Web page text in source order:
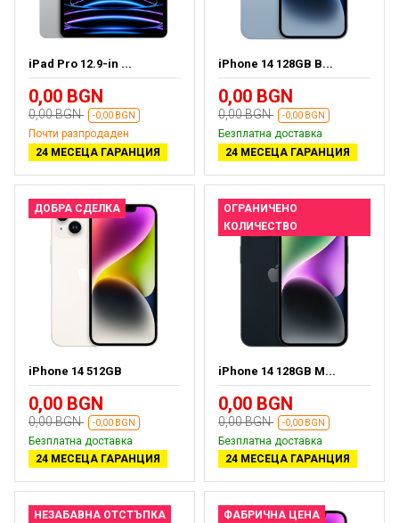
iPad Pro 12.9-in ...
0,00 BGN
0,00 BGN -0,00 BGN
Почти разпродаден
24 МЕСЕЦА ГАРАНЦИЯ
iPhone 14 128GB B...
0,00 BGN
0,00 BGN -0,00 BGN
Безплатна доставка
24 МЕСЕЦА ГАРАНЦИЯ
ДОБРА СДЕЛКА
iPhone 14 512GB
0,00 BGN
0,00 BGN -0,00 BGN
Безплатна доставка
24 МЕСЕЦА ГАРАНЦИЯ
ОГРАНИЧЕНО
КОЛИЧЕСТВО
iPhone 14 128GB M...
0,00 BGN
0,00 BGN -0,00 BGN
Безплатна доставка
24 МЕСЕЦА ГАРАНЦИЯ
НЕЗАБАВНА ОТСТЪПКА ФАБРИЧНА ЦЕНА